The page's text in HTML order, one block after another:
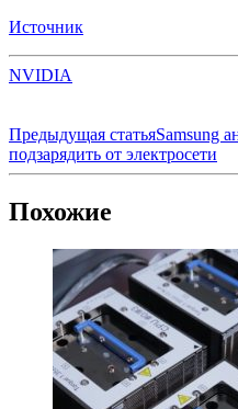
Источник
NVIDIA
Предыдущая статьяSamsung
подзарядить от электросети
Похожие